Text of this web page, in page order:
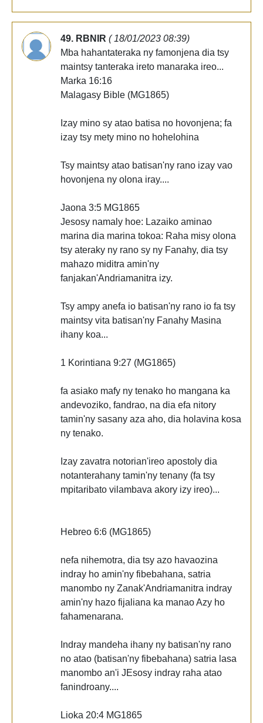
49. RBNIR ( 18/01/2023 08:39)
Mba hahantateraka ny famonjena dia tsy
maintsy tanteraka ireto manaraka ireo...
Marka 16:16
Malagasy Bible (MG1865)
Izay mino sy atao batisa no hovonjena; fa
izay tsy mety mino no hohelohina
Tsy maintsy atao batisan'ny rano izay vao
hovonjena ny olona iray....
Jaona 3:5 MG1865
Jesosy namaly hoe: Lazaiko aminao
marina dia marina tokoa: Raha misy olona
tsy ateraky ny rano sy ny Fanahy, dia tsy
mahazo miditra amin'ny
fanjakan'Andriamanitra izy.
Tsy ampy anefa io batisan'ny rano io fa tsy
maintsy vita batisan'ny Fanahy Masina
ihany koa...
1 Korintiana 9:27 (MG1865)
fa asiako mafy ny tenako ho mangana ka
andevoziko, fandrao, na dia efa nitory
tamin'ny sasany aza aho, dia holavina kosa
ny tenako.
Izay zavatra notorian'ireo apostoly dia
notanterahany tamin'ny tenany (fa tsy
mpitaribato vilambava akory izy ireo)...
Hebreo 6:6 (MG1865)
nefa nihemotra, dia tsy azo havaozina
indray ho amin'ny fibebahana, satria
manombo ny Zanak'Andriamanitra indray
amin'ny hazo fijaliana ka manao Azy ho
fahamenarana.
Indray mandeha ihany ny batisan'ny rano
no atao (batisan'ny fibebahana) satria lasa
manombo an'i JEsosy indray raha atao
fanindroany....
Lioka 20:4 MG1865